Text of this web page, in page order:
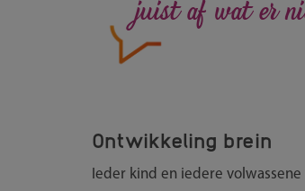
juist af wat er
Ontwikkeling brein
Ieder kind en iedere